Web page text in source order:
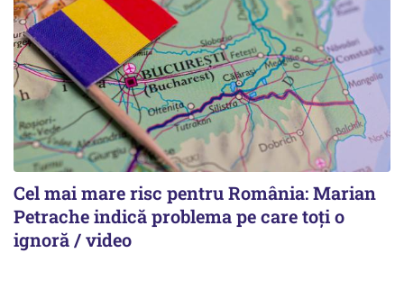
Cel mai mare risc pentru România: Marian
Petrache indică problema pe care toți o
ignoră / video